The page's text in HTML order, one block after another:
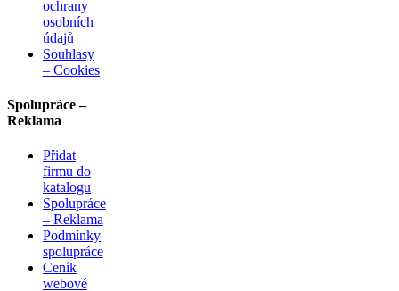
ochrany
osobních
údajů
Souhlasy
– Cookies
Spolupráce –
Reklama
Přidat
firmu do
katalogu
Spolupráce
– Reklama
Podmínky
spolupráce
Ceník
webové